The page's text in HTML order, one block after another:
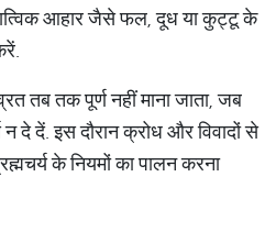
आहार जैसे फल, दूध या कुट्टू के
तब तक पूर्ण नहीं माना जाता, जब
दे दें. इस दौरान क्रोध और विवादों से
के नियमों का पालन करना